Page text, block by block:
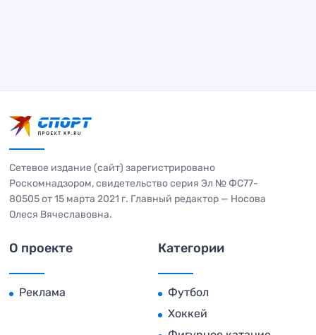
Сетевое издание (сайт) зарегистрировано
Роскомнадзором, свидетельство серия Эл № ФС77-
80505 от 15 марта 2021 г. Главный редактор — Носова
Олеся Вячеславовна.
О проекте
Реклама
Категории
Футбол
Хоккей